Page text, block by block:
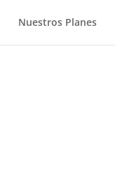
Nuestros Planes